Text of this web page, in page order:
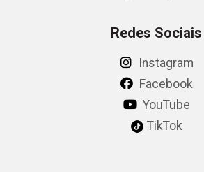
Redes Sociais
Instagram
Facebook
YouTube
TikTok